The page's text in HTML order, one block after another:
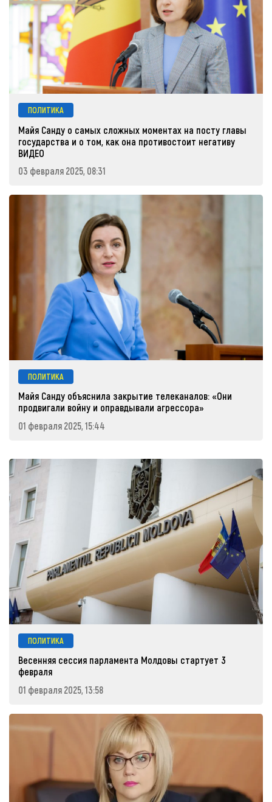
ПОЛИТИКА
Майя Санду о самых сложных моментах на посту главы
государства и о том, как она противостоит негативу
ВИДЕО
03 февраля 2025, 08:31
ПОЛИТИКА
Майя Санду объяснила закрытие телеканалов: «Они
продвигали войну и оправдывали агрессора»
01 февраля 2025, 15:44
ПОЛИТИКА
Весенняя сессия парламента Молдовы стартует 3
февраля
01 февраля 2025, 13:58